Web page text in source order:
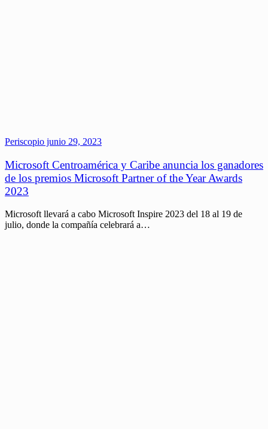
Periscopio junio 29, 2023
Microsoft Centroamérica y Caribe anuncia los ganadores
de los premios Microsoft Partner of the Year Awards
2023
Microsoft llevará a cabo Microsoft Inspire 2023 del 18 al 19 de
julio, donde la compañía celebrará a…